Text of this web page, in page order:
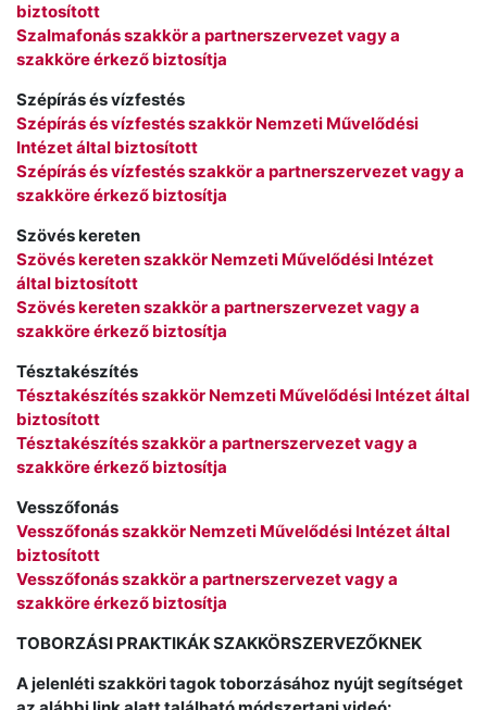
biztosított
Szalmafonás szakkör a partnerszervezet vagy a
szakköre érkező biztosítja
Szépírás és vízfestés
Szépírás és vízfestés szakkör Nemzeti Művelődési
Intézet által biztosított
Szépírás és vízfestés szakkör a partnerszervezet vagy a
szakköre érkező biztosítja
Szövés kereten
Szövés kereten szakkör Nemzeti Művelődési Intézet
által biztosított
Szövés kereten szakkör a partnerszervezet vagy a
szakköre érkező biztosítja
Tésztakészítés
Tésztakészítés szakkör Nemzeti Művelődési Intézet által
biztosított
Tésztakészítés szakkör a partnerszervezet vagy a
szakköre érkező biztosítja
Vesszőfonás
Vesszőfonás szakkör Nemzeti Művelődési Intézet által
biztosított
Vesszőfonás szakkör a partnerszervezet vagy a
szakköre érkező biztosítja
TOBORZÁSI PRAKTIKÁK SZAKKÖRSZERVEZŐKNEK
A jelenléti szakköri tagok toborzásához nyújt segítséget